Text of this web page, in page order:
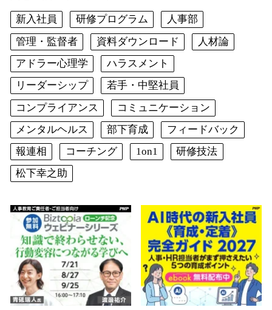
新入社員 研修プログラム
人事部
管理・監督者
資料ダウンロード
人材論
アドラー心理学
ハラスメント
リーダーシップ
若手・中堅社員
コンプライアンス
コミュニケーション
メンタルヘルス
部下育成
フィードバック
報連相
コーチング 1on1
研修技法
松下幸之助